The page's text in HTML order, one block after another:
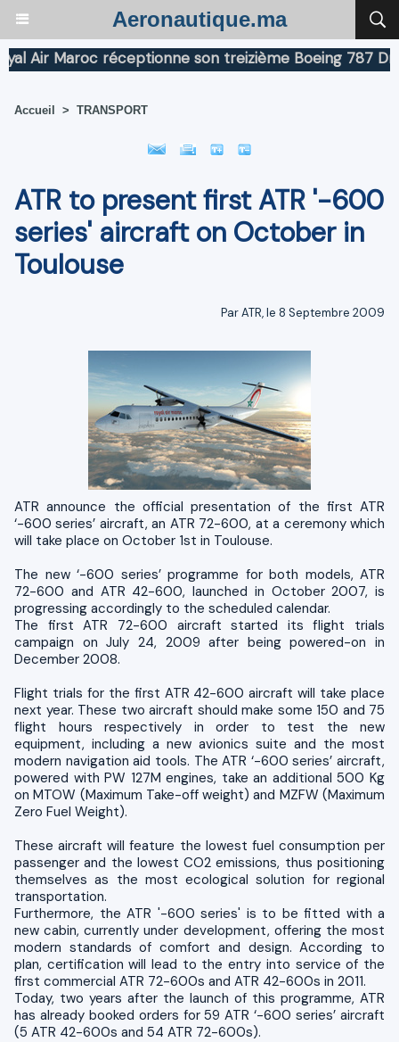
Aeronautique.ma
Maroc réceptionne son treizième Boeing 787
Accueil > TRANSPORT
ATR to present first ATR '-600
series' aircraft on October in
Toulouse
Par ATR, le 8 Septembre 2009
ATR announce the official presentation of the first ATR
‘-600 series’ aircraft, an ATR 72-600, at a ceremony which
will take place on October 1st in Toulouse.
The new ‘-600 series’ programme for both models, ATR
72-600 and ATR 42-600, launched in October 2007, is
progressing accordingly to the scheduled calendar.
The first ATR 72-600 aircraft started its flight trials
campaign on July 24, 2009 after being powered-on in
December 2008.
Flight trials for the first ATR 42-600 aircraft will take place
next year. These two aircraft should make some 150 and 75
flight hours respectively in order to test the new
equipment, including a new avionics suite and the most
modern navigation aid tools. The ATR ‘-600 series’ aircraft,
powered with PW 127M engines, take an additional 500 Kg
on MTOW (Maximum Take-off weight) and MZFW (Maximum
Zero Fuel Weight).
These aircraft will feature the lowest fuel consumption per
passenger and the lowest CO2 emissions, thus positioning
themselves as the most ecological solution for regional
transportation.
Furthermore, the ATR '-600 series' is to be fitted with a
new cabin, currently under development, offering the most
modern standards of comfort and design. According to
plan, certification will lead to the entry into service of the
first commercial ATR 72-600s and ATR 42-600s in 2011.
Today, two years after the launch of this programme, ATR
has already booked orders for 59 ATR ‘-600 series’ aircraft
(5 ATR 42-600s and 54 ATR 72-600s).